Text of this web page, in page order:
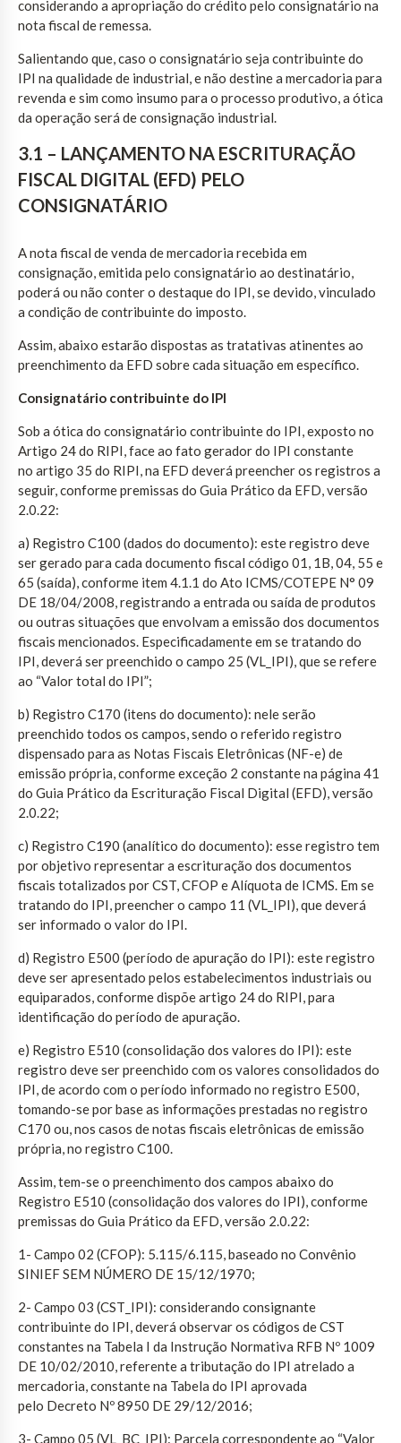
considerando a apropriação do crédito pelo consignatário na
nota fiscal de remessa.
Salientando que, caso o consignatário seja contribuinte do
IPI na qualidade de industrial, e não destine a mercadoria para
revenda e sim como insumo para o processo produtivo, a ótica
da operação será de consignação industrial.
3.1 – LANÇAMENTO NA ESCRITURAÇÃO
FISCAL DIGITAL (EFD) PELO
CONSIGNATÁRIO
A nota fiscal de venda de mercadoria recebida em
consignação, emitida pelo consignatário ao destinatário,
poderá ou não conter o destaque do IPI, se devido, vinculado
a condição de contribuinte do imposto.
Assim, abaixo estarão dispostas as tratativas atinentes ao
preenchimento da EFD sobre cada situação em específico.
Consignatário contribuinte do IPI
Sob a ótica do consignatário contribuinte do IPI, exposto no
Artigo 24 do RIPI, face ao fato gerador do IPI constante
no artigo 35 do RIPI, na EFD deverá preencher os registros a
seguir, conforme premissas do Guia Prático da EFD, versão
2.0.22:
a) Registro C100 (dados do documento): este registro deve
ser gerado para cada documento fiscal código 01, 1B, 04, 55 e
65 (saída), conforme item 4.1.1 do Ato ICMS/COTEPE N° 09
DE 18/04/2008, registrando a entrada ou saída de produtos
ou outras situações que envolvam a emissão dos documentos
fiscais mencionados. Especificadamente em se tratando do
IPI, deverá ser preenchido o campo 25 (VL_IPI), que se refere
ao “Valor total do IPI”;
b) Registro C170 (itens do documento): nele serão
preenchido todos os campos, sendo o referido registro
dispensado para as Notas Fiscais Eletrônicas (NF-e) de
emissão própria, conforme exceção 2 constante na página 41
do Guia Prático da Escrituração Fiscal Digital (EFD), versão
2.0.22;
c) Registro C190 (analítico do documento): esse registro tem
por objetivo representar a escrituração dos documentos
fiscais totalizados por CST, CFOP e Alíquota de ICMS. Em se
tratando do IPI, preencher o campo 11 (VL_IPI), que deverá
ser informado o valor do IPI.
d) Registro E500 (período de apuração do IPI): este registro
deve ser apresentado pelos estabelecimentos industriais ou
equiparados, conforme dispõe artigo 24 do RIPI, para
identificação do período de apuração.
e) Registro E510 (consolidação dos valores do IPI): este
registro deve ser preenchido com os valores consolidados do
IPI, de acordo com o período informado no registro E500,
tomando-se por base as informações prestadas no registro
C170 ou, nos casos de notas fiscais eletrônicas de emissão
própria, no registro C100.
Assim, tem-se o preenchimento dos campos abaixo do
Registro E510 (consolidação dos valores do IPI), conforme
premissas do Guia Prático da EFD, versão 2.0.22:
1- Campo 02 (CFOP): 5.115/6.115, baseado no Convênio
SINIEF SEM NÚMERO DE 15/12/1970;
2- Campo 03 (CST_IPI): considerando consignante
contribuinte do IPI, deverá observar os códigos de CST
constantes na Tabela I da Instrução Normativa RFB Nº 1009
DE 10/02/2010, referente a tributação do IPI atrelado a
mercadoria, constante na Tabela do IPI aprovada
pelo Decreto Nº 8950 DE 29/12/2016;
3- Campo 05 (VL_BC_IPI): Parcela correspondente ao “Valor